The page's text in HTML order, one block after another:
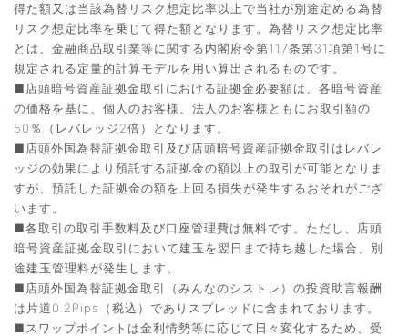
得た額又は当該為替リスク想定比率以上で当社が別途定める為替
リスク想定比率を乗じて得た額となります。為替リスク想定比率
とは、金融商品取引業等に関する内閣府令第117条第31項第1号に
規定される定量的計算モデルを用い算出されるものです。
■店頭暗号資産証拠金取引における証拠金必要額は、各暗号資産
の価格を基に、個人のお客様、法人のお客様ともにお取引額の
50％（レバレッジ2倍）となります。
■店頭外国為替証拠金取引及び店頭暗号資産証拠金取引はレバレ
ッジの効果により預託する証拠金の額以上の取引が可能となりま
すが、預託した証拠金の額を上回る損失が発生するおそれがござ
います。
■各取引の取引手数料及び口座管理費は無料です。ただし、店頭
暗号資産証拠金取引において建玉を翌日まで持ち越した場合、別
途建玉管理料が発生します。
■店頭外国為替証拠金取引（みんなのシストレ）の投資助言報酬
は片道0.2Pips（税込）でありスプレッドに含まれております。
■スワップポイントは金利情勢等に応じて日々変化するため、受